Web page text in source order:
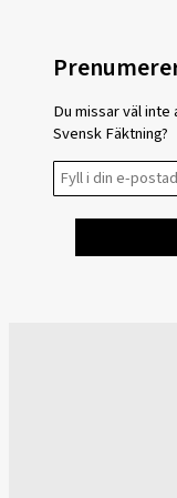
Du missar väl
Svensk Fäktning?